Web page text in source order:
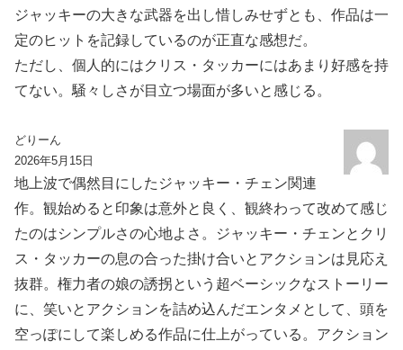
ジャッキーの大きな武器を出し惜しみせずとも、作品は一
定のヒットを記録しているのが正直な感想だ。
ただし、個人的にはクリス・タッカーにはあまり好感を持
てない。騒々しさが目立つ場面が多いと感じる。
どりーん
2026年5月15日
地上波で偶然目にしたジャッキー・チェン関連
作。観始めると印象は意外と良く、観終わって改めて感じ
たのはシンプルさの心地よさ。ジャッキー・チェンとクリ
ス・タッカーの息の合った掛け合いとアクションは見応え
抜群。権力者の娘の誘拐という超ベーシックなストーリー
に、笑いとアクションを詰め込んだエンタメとして、頭を
空っぽにして楽しめる作品に仕上がっている。アクション